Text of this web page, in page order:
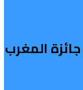
المغرب